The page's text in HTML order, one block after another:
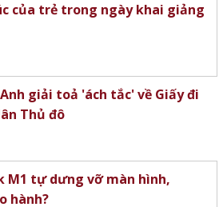
của trẻ trong ngày khai giảng
giải toả 'ách tắc' về Giấy đi
Thủ đô
M1 tự dưng vỡ màn hình,
hành?